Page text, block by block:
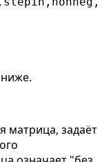
матрица, задаёт